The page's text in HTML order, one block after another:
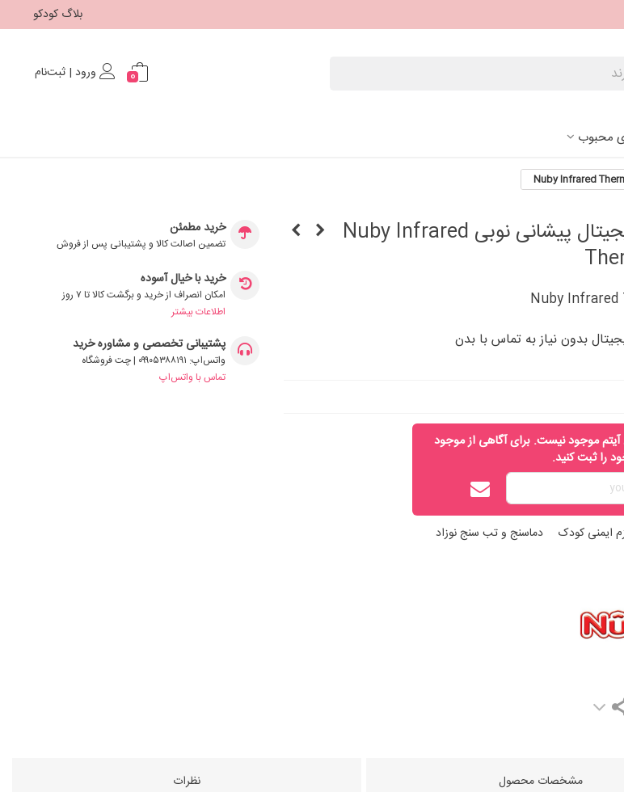
بلاگ کودکو
0 ورود | ثبت‌نام
محبوب
تب سنج دیجیتال پیشانی نوبی Nuby Infrared
Nuby
بدون نیاز به تماس با بدن
موجود نیست. برای آگاهی از موجود
را ثبت کنید.
ایمنی کودک دماسنج و تب سنج نوزاد
خرید مطمئن
تضمین اصالت کالا و پشتیبانی پس از فروش
خرید با خیال آسوده
امکان انصراف از خرید و برگشت کالا تا ۷ روز
اطلاعات بیشتر
پشتیبانی تخصصی و مشاوره خرید
واتس‌اپ: ۰۹۹۰۵۳۸۸۱۹۱ | چت فروشگاه
تماس با واتس‌اپ
مشخصات محصول نظرات